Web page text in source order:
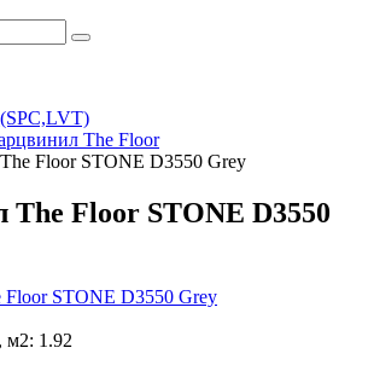
The Floor
Floor STONE D3550 Grey
The Floor STONE D3550
м2: 1.92